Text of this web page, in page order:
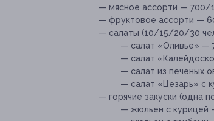
— мясное ассорти — 700/
— фруктовое ассорти —
— салаты (10/15/20/30
— салат «Оливье» —
— салат
— салат из печеных
— салат «Цезарь» с
— горячие закуски (одна
— жюльен с курицей